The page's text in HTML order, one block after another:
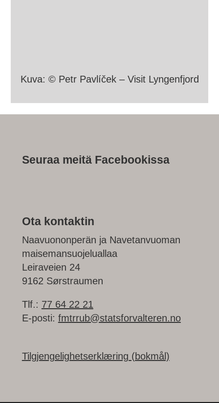
Kuva: © Petr Pavlíček – Visit Lyngenfjord
Seuraa meitä Facebookissa
Ota kontaktin
Naavuononperän ja Navetanvuoman
maisemansuojeluallaa
Leiraveien 24
9162 Sørstraumen
Tlf.: 77 64 22 21
E-posti: fmtrrub@statsforvalteren.no
Tilgjengelighetserklæring (bokmål)